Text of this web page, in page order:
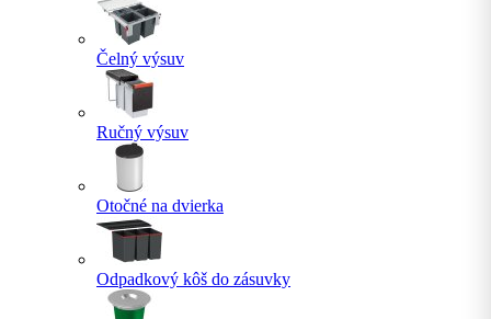
Čelný výsuv
Ručný výsuv
Otočné na dvierka
Odpadkový kôš do zásuvky